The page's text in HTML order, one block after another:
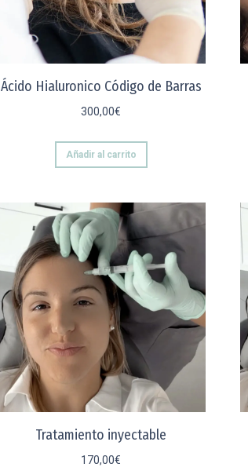
Ácido Hialuronico Código de Barras
300,00€
Añadir al carrito
Tratamiento inyectable
170,00€